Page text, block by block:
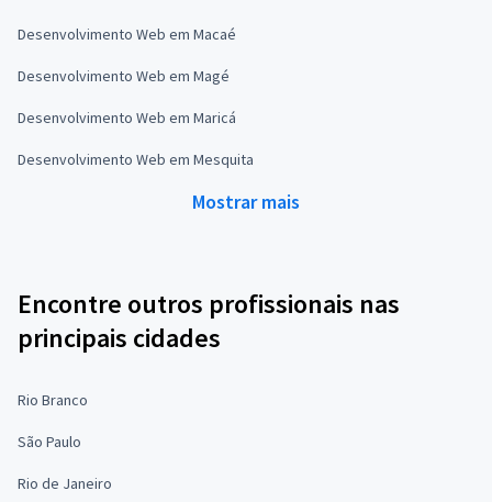
Desenvolvimento Web em Macaé
Desenvolvimento Web em Magé
Desenvolvimento Web em Maricá
Desenvolvimento Web em Mesquita
Mostrar mais
Encontre outros profissionais nas
principais cidades
Rio Branco
São Paulo
Rio de Janeiro